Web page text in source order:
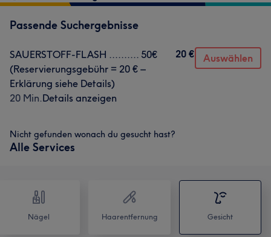
Passende Suchergebnisse
SAUERSTOFF-FLASH .......... 50€
(Reservierungsgebühr = 20 € –
Erklärung siehe Details)
20 Min.Details anzeigen
20 € Auswählen
Nicht gefunden wonach du gesucht hast?
Alle Services
Nägel Haarentfernung Gesicht